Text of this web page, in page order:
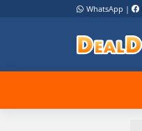
WhatsApp |